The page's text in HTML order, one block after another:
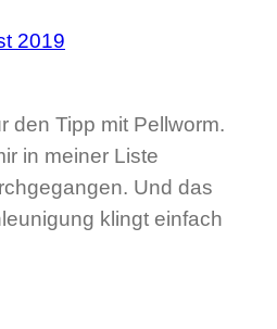
2019
den Tipp mit Pellworm.
in meiner Liste
Und das
klingt einfach